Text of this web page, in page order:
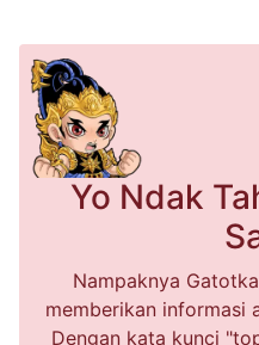
Yo Ndak
Nampaknya
memberikan informasi
Dengan kata kunci